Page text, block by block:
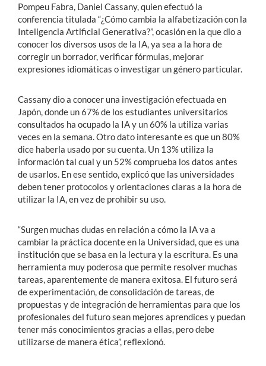
Pompeu Fabra, Daniel Cassany, quien efectuó la
conferencia titulada “¿Cómo cambia la alfabetización con la
Inteligencia Artificial Generativa?”, ocasión en la que dio a
conocer los diversos usos de la IA, ya sea a la hora de
corregir un borrador, verificar fórmulas, mejorar
expresiones idiomáticas o investigar un género particular.
Cassany dio a conocer una investigación efectuada en
Japón, donde un 67% de los estudiantes universitarios
consultados ha ocupado la IA y un 60% la utiliza varias
veces en la semana. Otro dato interesante es que un 80%
dice haberla usado por su cuenta. Un 13% utiliza la
información tal cual y un 52% comprueba los datos antes
de usarlos. En ese sentido, explicó que las universidades
deben tener protocolos y orientaciones claras a la hora de
utilizar la IA, en vez de prohibir su uso.
“Surgen muchas dudas en relación a cómo la IA va a
cambiar la práctica docente en la Universidad, que es una
institución que se basa en la lectura y la escritura. Es una
herramienta muy poderosa que permite resolver muchas
tareas, aparentemente de manera exitosa. El futuro será
de experimentación, de consolidación de tareas, de
propuestas y de integración de herramientas para que los
profesionales del futuro sean mejores aprendices y puedan
tener más conocimientos gracias a ellas, pero debe
utilizarse de manera ética”, reflexionó.